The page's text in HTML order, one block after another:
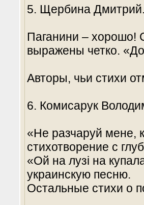
5. Щербина
Паганини –
выражены четко. «До
Авторы, чьи стихи
6. Комисарук
«Не разчаруй мене,
стихотворение с
«Ой на лузі на
украинскую песню.
Остальные стихи о